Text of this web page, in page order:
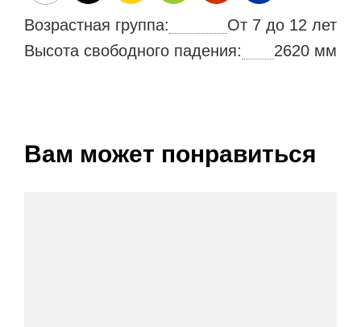
Возрастная группа:
От 7 до 12 лет
Высота свободного падения:
2620 мм
Вам может понравиться